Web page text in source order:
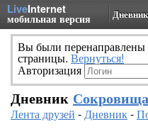
LiveInternet
мобильная версия
Вы были
страницы. Вернуться!
Авторизация
Дневник
Лента друзей -Дневник-